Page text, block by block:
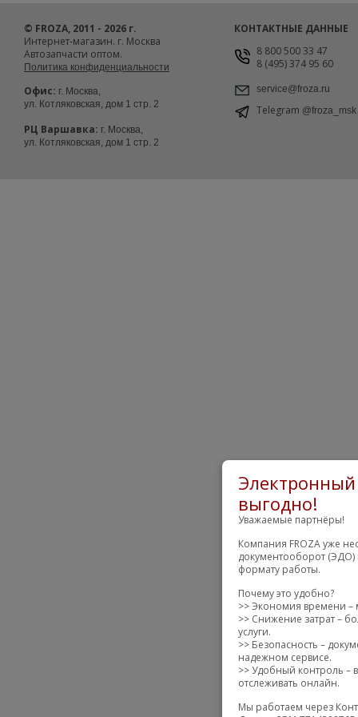
выгодно!
Уважаемые партнёры!
Компания FROZA уже
документооборот (ЭДО)
формату работы.
Почему это удобно?
>> Экономия времени –
>> Снижение затрат –
услуги.
>> Безопасность –
надежном сервисе.
>> Удобный контроль –
отслеживать онлайн.
Мы работаем через
© FROZA, 2011 - 2026 г.
Интернет-магазин. г. Москва
Автозапчасти оптом.
Политика конфиденциальности
Офис: г. Москва,
ул. Котляковская, дом 1 стр. 2
РЦ Варшавка: г. Москва,
ул. Котляковская, дом 1 стр. 2
КОНТАКТНЫЕ ДАННЫЕ
8 800 500 33 47
8 (495) 374 95 60
service@froza.ru
Telegram @froza_msk